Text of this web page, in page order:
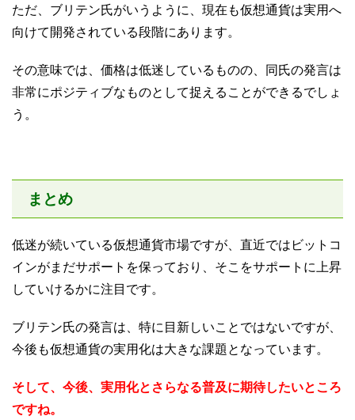
ただ、ブリテン氏がいうように、現在も仮想通貨は実用へ
向けて開発されている段階にあります。
その意味では、価格は低迷しているものの、同氏の発言は
非常にポジティブなものとして捉えることができるでしょ
う。
まとめ
低迷が続いている仮想通貨市場ですが、直近ではビットコ
インがまだサポートを保っており、そこをサポートに上昇
していけるかに注目です。
ブリテン氏の発言は、特に目新しいことではないですが、
今後も仮想通貨の実用化は大きな課題となっています。
そして、今後、実用化とさらなる普及に期待したいところ
ですね。